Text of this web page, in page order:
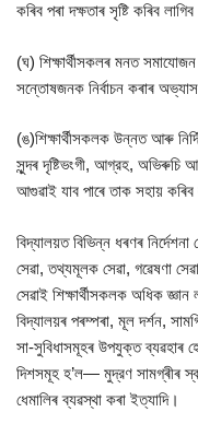
কৰিব পৰা দক্ষতাৰ সৃষ্টি কৰিব
(ঘ) শিক্ষাৰ্থীসকলৰ মনত
সন্তোষজনক নিৰ্বাচন কৰাৰ অভ্যাস
(ঙ)শিক্ষার্থীসকলক উন্নত আৰু
সুন্দৰ দৃষ্টিভংগী, আগ্রহ, অভিৰুচি
আগুৱাই যাব পাৰে তাক সহায় কৰিব
বিদ্যালয়ত বিভিন্ন ধৰণৰ
সেৱা, তথ্যমূলক সেৱা, গৱেষণা
সেৱাই শিক্ষার্থীসকলক অধিক
বিদ্যালয়ৰ পৰম্পৰা, মূল দর্শন,
সা-সুবিধাসমূহৰ উপযুক্ত ব্যৱহাৰ
দিশসমূহ হ’ল— মুদ্রণ সামগ্ৰীৰ
ধেমালিৰ ব্যৱস্থা কৰা ইত্যাদি।